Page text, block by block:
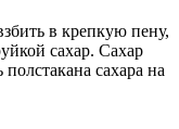
в крепкую пену,
сахар. Сахар
сахара на